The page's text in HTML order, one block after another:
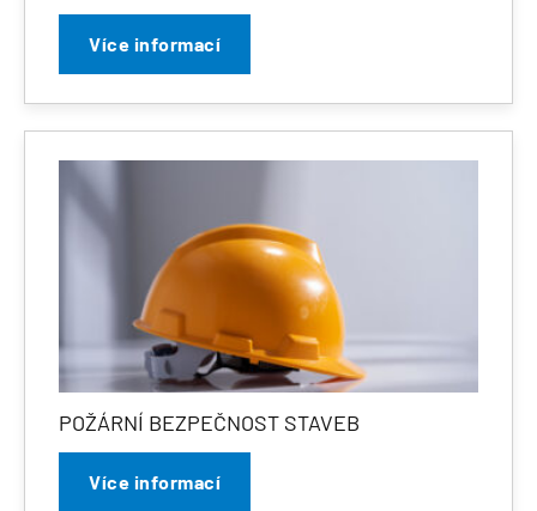
Více informací
POŽÁRNÍ BEZPEČNOST STAVEB
Více informací